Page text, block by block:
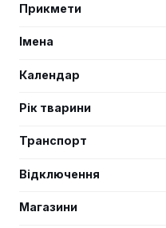
Прикмети
Імена
Календар
Рік тварини
Транспорт
Відключення
Магазини